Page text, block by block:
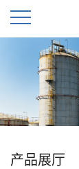
首
页
产品展厅